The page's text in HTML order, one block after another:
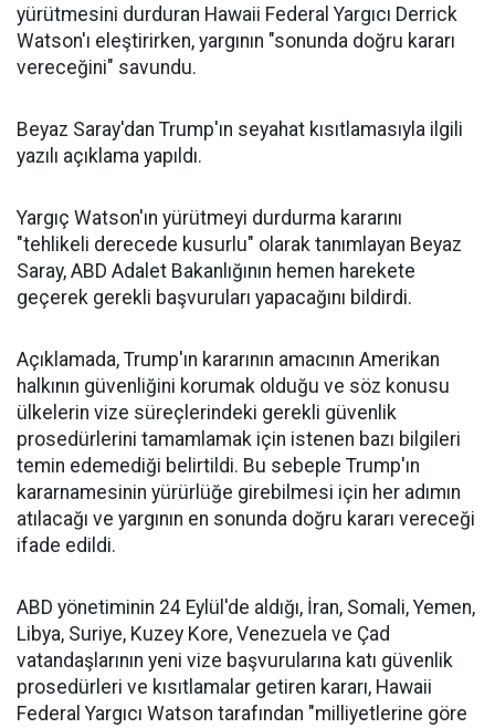
yürütmesini durduran Hawaii Federal Yargıcı Derrick
Watson'ı eleştirirken, yargının "sonunda doğru kararı
vereceğini" savundu.
Beyaz Saray'dan Trump'ın seyahat kısıtlamasıyla ilgili
yazılı açıklama yapıldı.
Yargıç Watson'ın yürütmeyi durdurma kararını
"tehlikeli derecede kusurlu" olarak tanımlayan Beyaz
Saray, ABD Adalet Bakanlığının hemen harekete
geçerek gerekli başvuruları yapacağını bildirdi.
Açıklamada, Trump'ın kararının amacının Amerikan
halkının güvenliğini korumak olduğu ve söz konusu
ülkelerin vize süreçlerindeki gerekli güvenlik
prosedürlerini tamamlamak için istenen bazı bilgileri
temin edemediği belirtildi. Bu sebeple Trump'ın
kararnamesinin yürürlüğe girebilmesi için her adımın
atılacağı ve yargının en sonunda doğru kararı vereceği
ifade edildi.
ABD yönetiminin 24 Eylül'de aldığı, İran, Somali, Yemen,
Libya, Suriye, Kuzey Kore, Venezuela ve Çad
vatandaşlarının yeni vize başvurularına katı güvenlik
prosedürleri ve kısıtlamalar getiren kararı, Hawaii
Federal Yargıcı Watson tarafından "milliyetlerine göre